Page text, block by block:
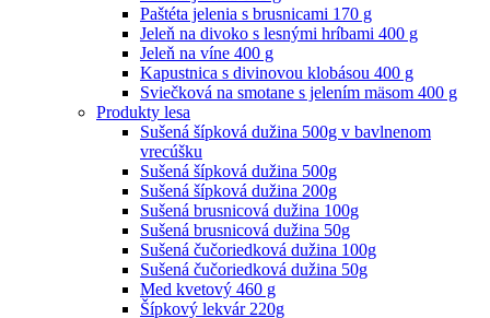
Paštéta jelenia s brusnicami 170 g
Jeleň na divoko s lesnými hríbami 400 g
Jeleň na víne 400 g
Kapustnica s divinovou klobásou 400 g
Sviečková na smotane s jelením mäsom 400 g
Produkty lesa
Sušená šípková dužina 500g v bavlnenom
vrecúšku
Sušená šípková dužina 500g
Sušená šípková dužina 200g
Sušená brusnicová dužina 100g
Sušená brusnicová dužina 50g
Sušená čučoriedková dužina 100g
Sušená čučoriedková dužina 50g
Med kvetový 460 g
Šípkový lekvár 220g